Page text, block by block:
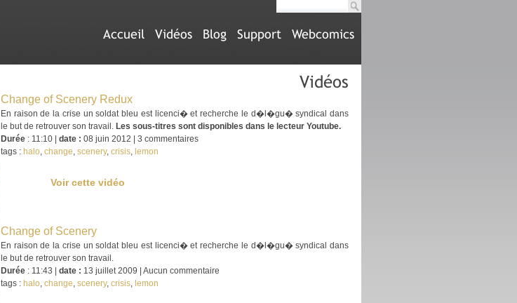
Accueil Vidéos Blog Support Webcomics
Vidéos
Change of Scenery Redux
En raison de la crise un soldat bleu est licenci� et recherche le d�l�gu� syndical dans
le but de retrouver son travail. Les sous-titres sont disponibles dans le lecteur Youtube.
Durée : 11:10 | date : 08 juin 2012 | 3 commentaires
tags : halo, change, scenery, crisis, lemon
Voir cette vidéo
Change of Scenery
En raison de la crise un soldat bleu est licenci� et recherche le d�l�gu� syndical dans
le but de retrouver son travail.
Durée : 11:43 | date : 13 juillet 2009 | Aucun commentaire
tags : halo, change, scenery, crisis, lemon